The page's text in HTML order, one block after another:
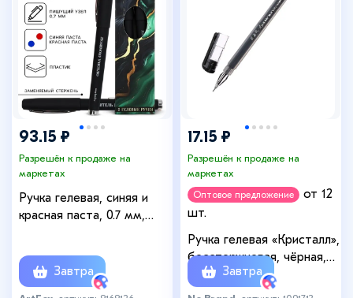
93.15 ₽
Разрешён к продаже на
маркетах
Ручка гелевая, синяя и
красная паста, 0.7 мм,
Завтра
17.15 ₽
Разрешён к продаже на
маркетах
Оптовое предложение
от 12
шт.
Ручка гелевая «Кристалл»,
бесстержневая, чёрная,
узел 0.38 мм
Завтра